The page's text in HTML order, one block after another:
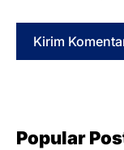
Popular